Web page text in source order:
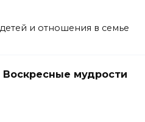
и отношения в семье
Воскресные мудрости